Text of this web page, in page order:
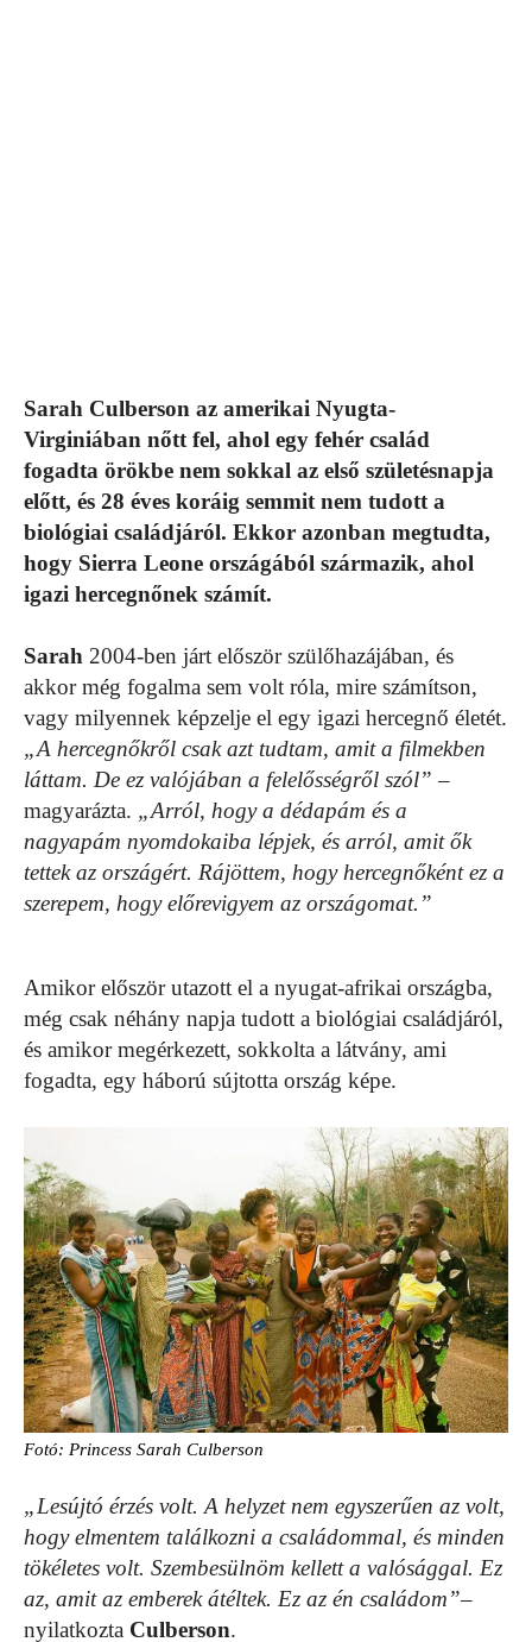
Sarah Culberson az amerikai Nyugta-
Virginiában nőtt fel, ahol egy fehér család
fogadta örökbe nem sokkal az első születésnapja
előtt, és 28 éves koráig semmit nem tudott a
biológiai családjáról. Ekkor azonban megtudta,
hogy Sierra Leone országából származik, ahol
igazi hercegnőnek számít.
Sarah 2004-ben járt először szülőhazájában, és
akkor még fogalma sem volt róla, mire számítson,
vagy milyennek képzelje el egy igazi hercegnő életét.
„A hercegnőkről csak azt tudtam, amit a filmekben
láttam. De ez valójában a felelősségről szól” –
magyarázta. „Arról, hogy a dédapám és a
nagyapám nyomdokaiba lépjek, és arról, amit ők
tettek az országért. Rájöttem, hogy hercegnőként ez a
szerepem, hogy előrevigyem az országomat.”
Amikor először utazott el a nyugat-afrikai országba,
még csak néhány napja tudott a biológiai családjáról,
és amikor megérkezett, sokkolta a látvány, ami
fogadta, egy háború sújtotta ország képe.
Fotó: Princess Sarah Culberson
„Lesújtó érzés volt. A helyzet nem egyszerűen az volt,
hogy elmentem találkozni a családommal, és minden
tökéletes volt. Szembesülnöm kellett a valósággal. Ez
az, amit az emberek átéltek. Ez az én családom”–
nyilatkozta Culberson.